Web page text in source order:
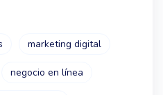
marketing digital
negocio en línea